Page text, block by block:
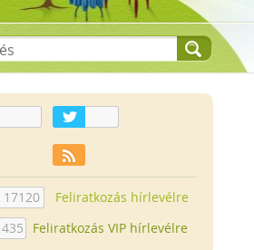
17120
Feliratkozás hírlevélre
435
Feliratkozás VIP hírlevélre